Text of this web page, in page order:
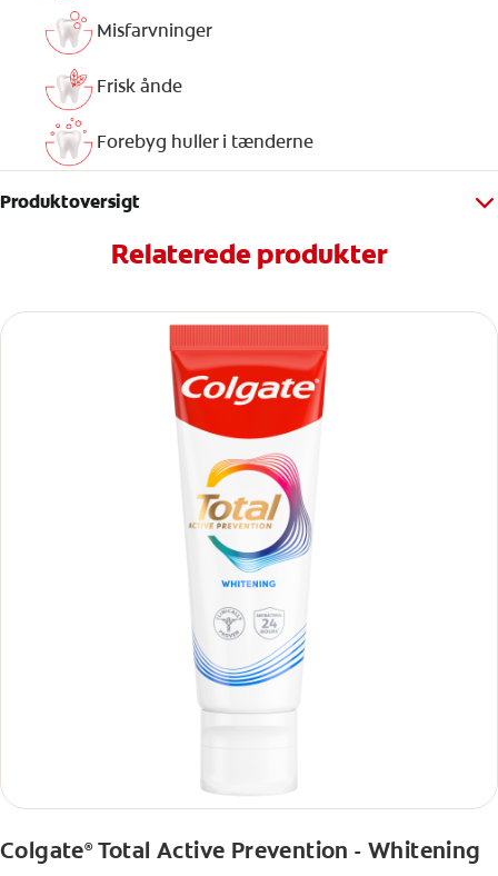
Misfarvninger
Frisk ånde
Forebyg huller i tænderne
Produktoversigt
Relaterede produkter
Colgate®Total Active Prevention - Whitening